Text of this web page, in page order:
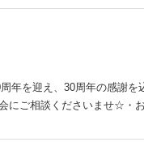
年を迎え、30周年の感謝を
にご相談くださいませ☆・